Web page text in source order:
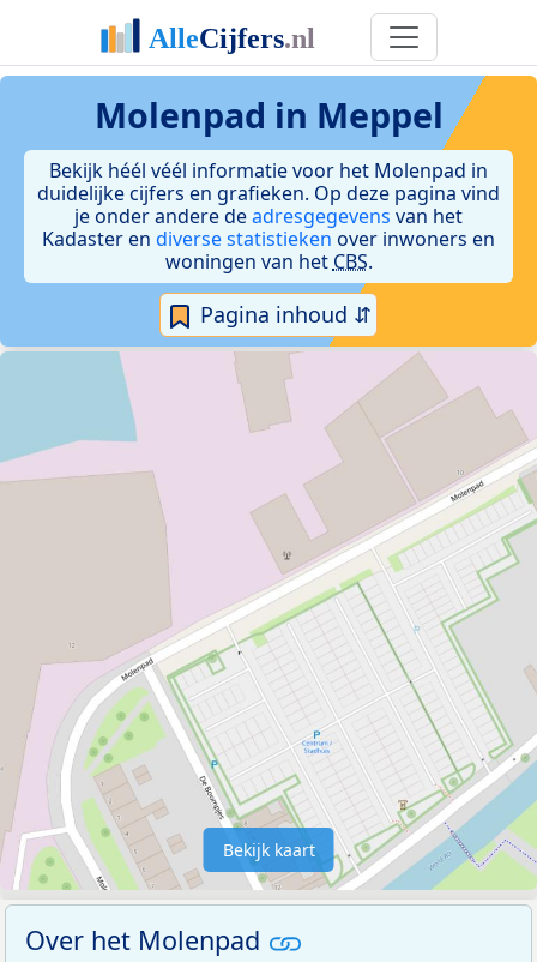
Molenpad in Meppel
Bekijk héél véél informatie voor het Molenpad in
duidelijke cijfers en grafieken. Op deze pagina vind
je onder andere deadresgegevens van het
Kadaster en diverse statistieken over inwoners en
woningen van het CBS.
Pagina inhoud ⇵
Bekijk kaart
Over het Molenpad